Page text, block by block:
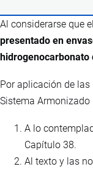
Al considerarse que
presentado en
hidrogenocarbonato
Por aplicación de las
Sistema Armonizado
A lo
Capítulo 38.
Al texto y las